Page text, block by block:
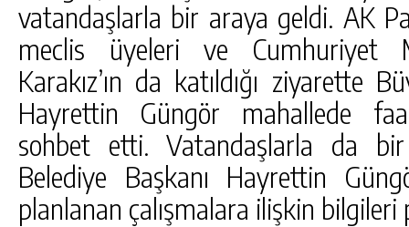
vatandaşlarla bir araya geldi. AK
meclis üyeleri ve Cumhuriyet
Karakız’ın da katıldığı ziyarette
Hayrettin Güngör mahallede
sohbet etti. Vatandaşlarla da
Belediye Başkanı Hayrettin
planlanan çalışmalara ilişkin bilgileri
GÜNLÜK HABER AKIŞI
GÖKSUN HAFIZLIK KIZ KUR’AN KURSU
ÖĞRENCILERINE DARENDE GEZISI.